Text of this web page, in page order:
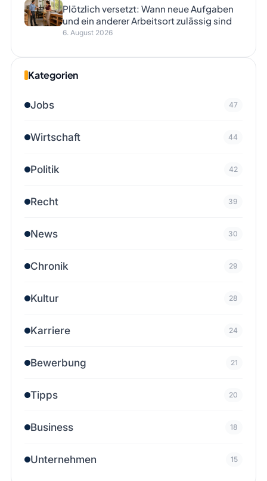
Plötzlich versetzt: Wann neue Aufgaben
und ein anderer Arbeitsort zulässig sind
6. August 2026
Kategorien
Jobs 47
Wirtschaft 44
Politik 42
Recht 39
News 30
Chronik 29
Kultur 28
Karriere 24
Bewerbung 21
Tipps 20
Business 18
Unternehmen 15